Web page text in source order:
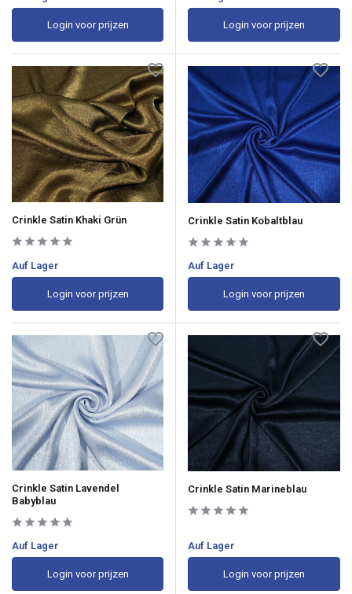
Login voor prijzen Login voor prijzen
Crinkle Satin Khaki Grün
Auf Lager
Login voor prijzen
Crinkle Satin Kobaltblau
Auf Lager
Login voor prijzen
Crinkle Satin Lavendel
Babyblau
Auf Lager
Login voor prijzen
Crinkle Satin Marineblau
Auf Lager
Login voor prijzen